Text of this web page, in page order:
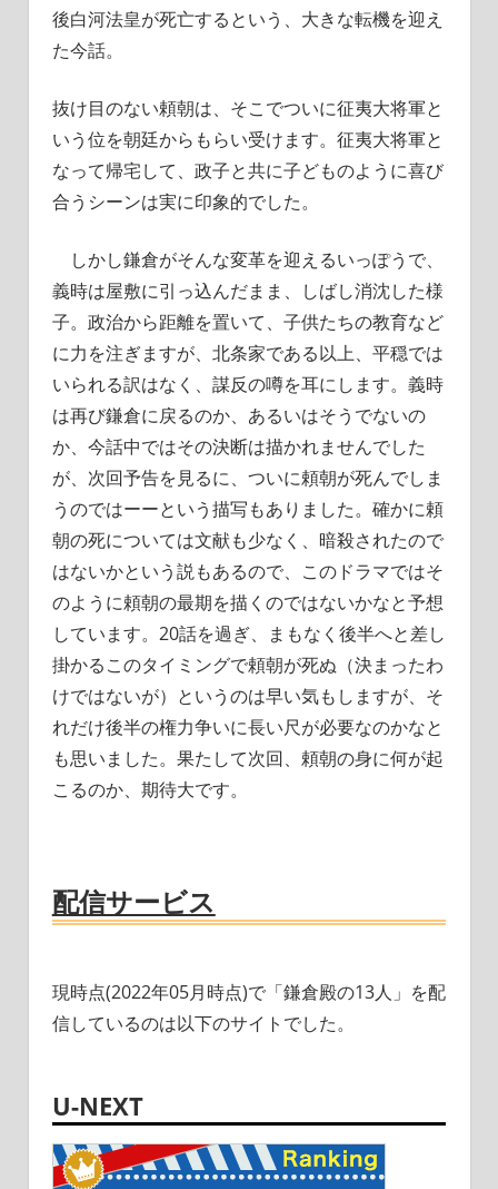
後白河法皇が死亡するという、大きな転機を迎え
た今話。
抜け目のない頼朝は、そこでついに征夷大将軍と
いう位を朝廷からもらい受けます。征夷大将軍と
なって帰宅して、政子と共に子どものように喜び
合うシーンは実に印象的でした。
しかし鎌倉がそんな変革を迎えるいっぽうで、
義時は屋敷に引っ込んだまま、しばし消沈した様
子。政治から距離を置いて、子供たちの教育など
に力を注ぎますが、北条家である以上、平穏では
いられる訳はなく、謀反の噂を耳にします。義時
は再び鎌倉に戻るのか、あるいはそうでないの
か、今話中ではその決断は描かれませんでした
が、次回予告を見るに、ついに頼朝が死んでしま
うのではーーという描写もありました。確かに頼
朝の死については文献も少なく、暗殺されたので
はないかという説もあるので、このドラマではそ
のように頼朝の最期を描くのではないかなと予想
しています。20話を過ぎ、まもなく後半へと差し
掛かるこのタイミングで頼朝が死ぬ（決まったわ
けではないが）というのは早い気もしますが、そ
れだけ後半の権力争いに長い尺が必要なのかなと
も思いました。果たして次回、頼朝の身に何が起
こるのか、期待大です。
配信サービス
現時点(2022年05月時点)で「鎌倉殿の13人」を配
信しているのは以下のサイトでした。
U-NEXT